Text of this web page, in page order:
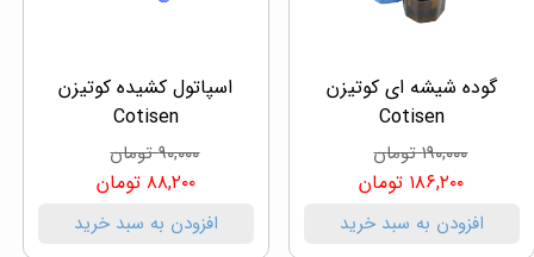
گوده شیشه ای کوتیزن
Cotisen
۱۹۰,۰۰۰ تومان
۱۸۶,۲۰۰ تومان
افزودن به سبد خرید
اسپاتول کشیده کوتیزن
Cotisen
۹۰,۰۰۰ تومان
۸۸,۲۰۰ تومان
افزودن به سبد خرید